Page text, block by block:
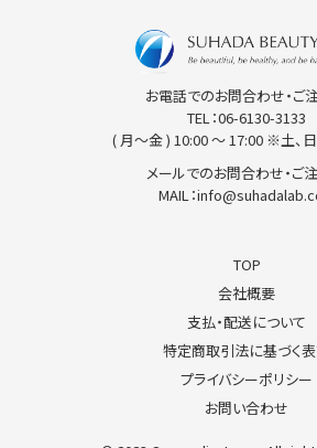
お電話でのお問合わせ・ご
TEL：06-6130-3133
( 月〜金 ) 10:00 〜 17:00 ※土、
メールでのお問合わせ・ご
MAIL：
TOP
会社概要
支払・配送について
特定商取引法に基づく
プライバシーポリシー
お問い合わせ